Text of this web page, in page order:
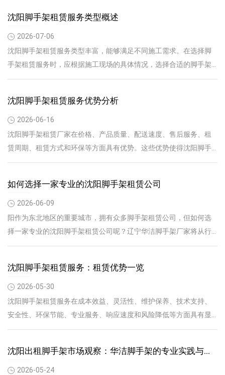
沈阳脚手架租赁服务类型概述
2026-07-06
沈阳脚手架租赁服务类型丰富，能够满足不同施工需求。在选择脚
手架租赁服务时，应根据施工现场的具体情况，选择合适的脚手架
类型，确保施工安全和效率。
沈阳脚手架租赁服务优势分析
2026-06-16
沈阳脚手架租赁厂家在价格、产品质量、配送速度、售后服务、租
赁周期、租赁方式和环保等方面具有优势。这些优势使得沈阳脚手
架租赁服务在建筑行业中的竞争力不断增强，为广大施工单位提供
如何选择一家专业的沈阳脚手架租赁公司
2026-06-09
阳作为东北地区的重要城市，拥有众多脚手架租赁公司，但如何选
择一家专业的沈阳脚手架租赁公司呢？辽宁华洁脚手架厂家将从行
业优势、特点、价格、品牌、推荐等方面进行探讨，帮助您做出明
沈阳脚手架租赁服务：租赁优势一览
2026-05-30
沈阳脚手架租赁服务在成本效益、灵活性、维护保养、技术支持、
安全性、环保节能、专业服务、响应速度和风险降低等方面具有显
著优势。选择脚手架租赁服务，既能满足企业施工需求，又能降低
沈阳出租脚手架市场观察：华洁脚手架的专业实践与评
2026-05-24